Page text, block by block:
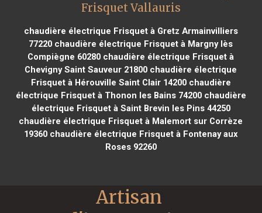
Frisquet Vallauris
chaudière électrique Frisquet à Gretz Armainvilliers
77220 chaudière électrique Frisquet à Margny lès
Compiègne 60280 chaudière électrique Frisquet à
Chevigny Saint Sauveur 21800 chaudière électrique
Frisquet à Hérouville Saint Clair 14200chaudière
électrique Frisquet à Thonon les Bains 74200chaudière
électrique Frisquet à Saint Brevin les Pins 44250
chaudière électrique Frisquet à Malemort sur Corrèze
19360 chaudière électrique Frisquet à Fontenay aux
Roses 92260
Artisan